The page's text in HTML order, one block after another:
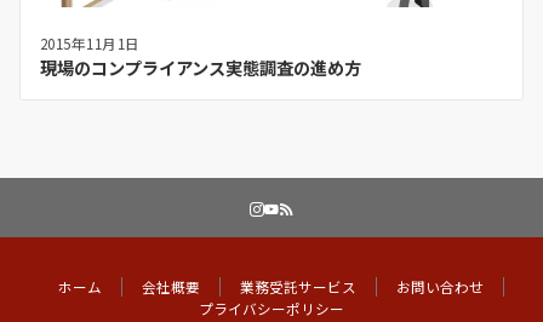
2015年11月1日
現場のコンプライアンス実態調査の進め方
ホーム 会社概要 業務受託サービス
お問い合わせ
プライバシーポリシー